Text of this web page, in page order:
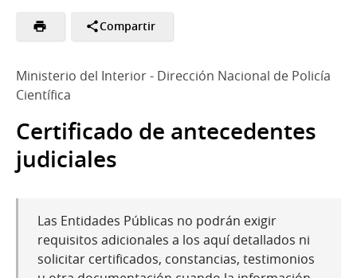
Compartir
Ministerio del Interior - Dirección Nacional de Policía
Científica
Certificado de antecedentes
judiciales
Las Entidades Públicas no podrán exigir
requisitos adicionales a los aquí detallados ni
solicitar certificados, constancias, testimonios